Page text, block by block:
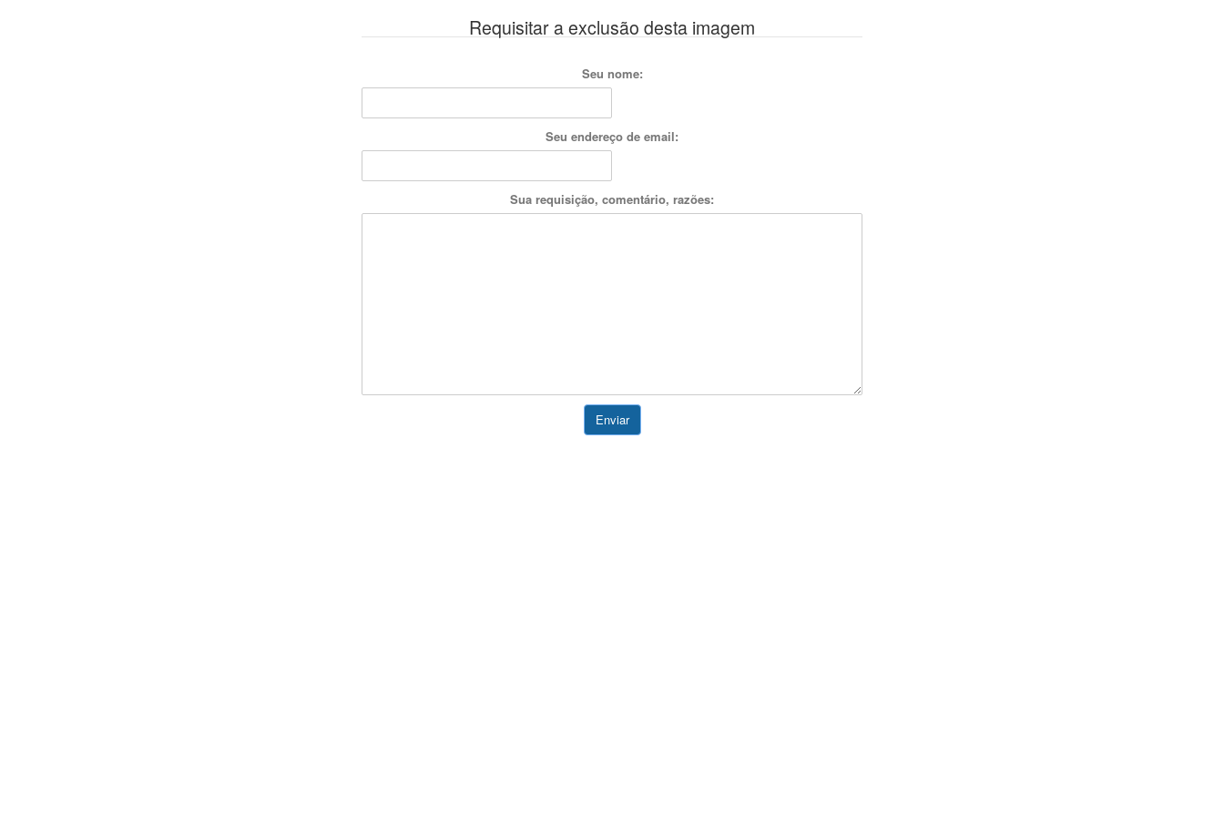
Requisitar a exclusão desta imagem
Seu nome:
Seu endereço de email:
Sua requisição, comentário, razões: